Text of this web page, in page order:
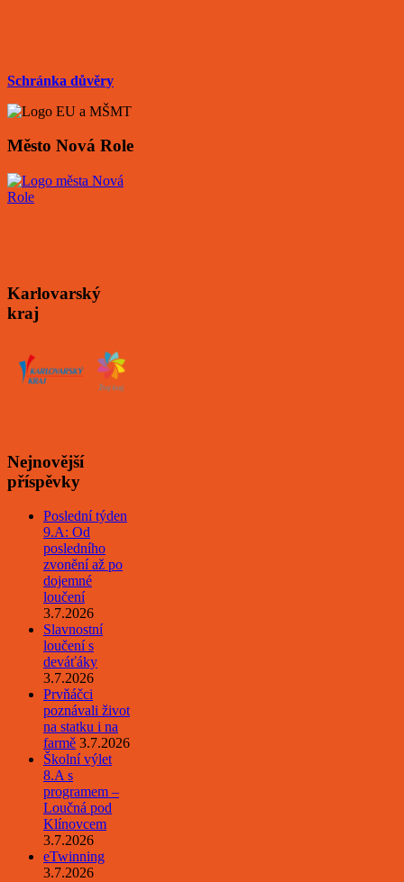
Schránka důvěry
Město Nová Role
Karlovarský
kraj
Nejnovější
příspěvky
Poslední týden
9.A: Od
posledního
zvonění až po
dojemné
loučení
3.7.2026
Slavnostní
loučení s
deváťáky
3.7.2026
Prvňáčci
poznávali život
na statku i na
farmě 3.7.2026
Školní výlet
8.A s
programem –
Loučná pod
Klínovcem
3.7.2026
eTwinning
3.7.2026